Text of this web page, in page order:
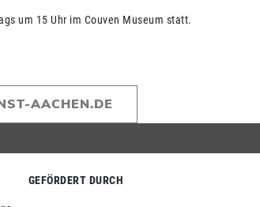
um 15 Uhr im Couven Museum statt.
AACHEN.DE
GEFÖRDERT DURCH